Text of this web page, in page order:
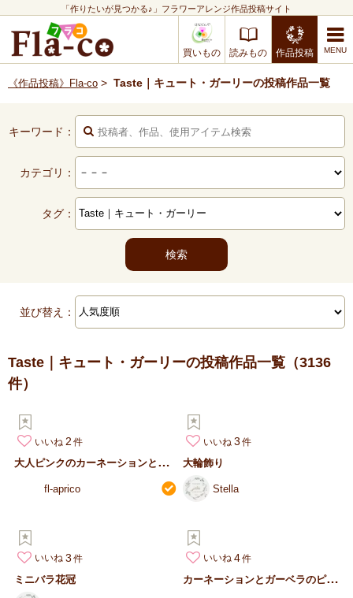
「作りたいが見つかる♪」フラワーアレンジ作品投稿サイト
買いもの 読みもの 作品投稿
《作品投稿》Fla-co > Taste｜キュート・ガーリーの投稿作品一覧
キーワード：
カテゴリ：
タグ：
並び替え：
Taste｜キュート・ガーリーの投稿作品一覧 （3136
件）
いいね 2
大
人ピンクのカーネーションとローズのミニスワッグ
fl-aprico
いいね 3
大輪飾り
Stella
いいね 3
ミニバラ花冠
いいね 4
カ
ーネーションとガーベラのピンクミニスワッグ